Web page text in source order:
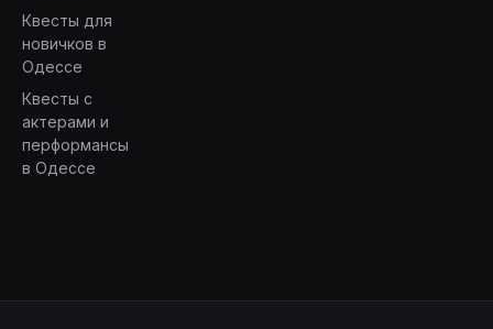
Квесты для
новичков в
Одессе
Квесты с
актерами и
перформансы
в Одессе